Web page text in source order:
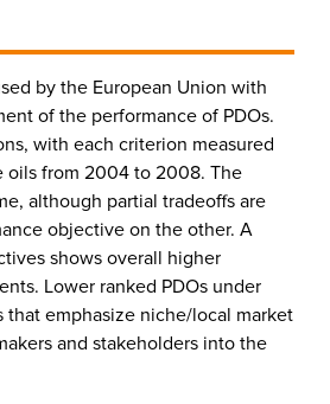
by the European Union with
of the performance of PDOs.
with each criterion measured
oils from 2004 to 2008. The
although partial tradeoffs are
objective on the other. A
shows overall higher
Lower ranked PDOs under
emphasize niche/local market
and stakeholders into the